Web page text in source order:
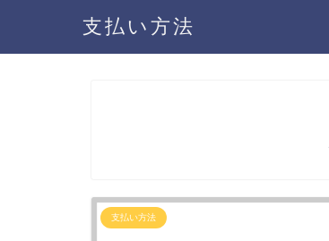
支払い方法
支払い方法